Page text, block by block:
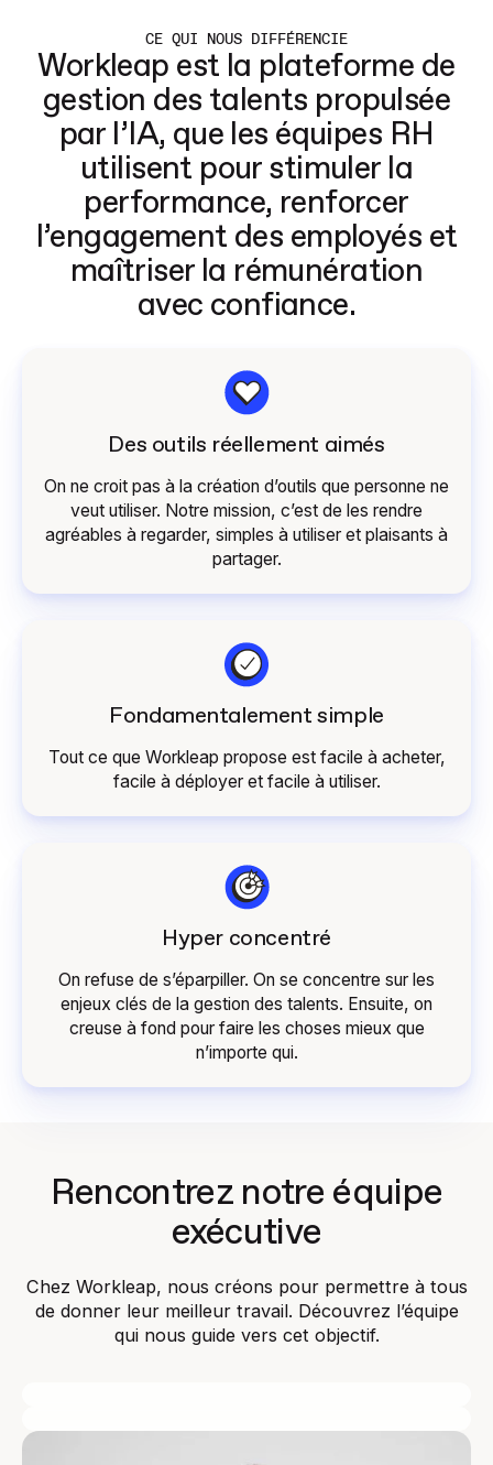
CE QUI NOUS DIFFÉRENCIE
Workleap est la plateforme de
gestion des talents propulsée
par l’IA, que les équipes RH
utilisent pour stimuler la
performance, renforcer
l’engagement des employés et
maîtriser la rémunération
avec confiance.
Des outils réellement aimés
On ne croit pas à la création d’outils que personne ne
veut utiliser. Notre mission, c’est de les rendre
agréables à regarder, simples à utiliser et plaisants à
partager.
Fondamentalement simple
Tout ce que Workleap propose est facile à acheter,
facile à déployer et facile à utiliser.
Hyper concentré
On refuse de s’éparpiller. On se concentre sur les
enjeux clés de la gestion des talents. Ensuite, on
creuse à fond pour faire les choses mieux que
n’importe qui.
Rencontrez notre équipe
exécutive
Chez Workleap, nous créons pour permettre à tous
de donner leur meilleur travail. Découvrez l’équipe
qui nous guide vers cet objectif.
Simon De Baene